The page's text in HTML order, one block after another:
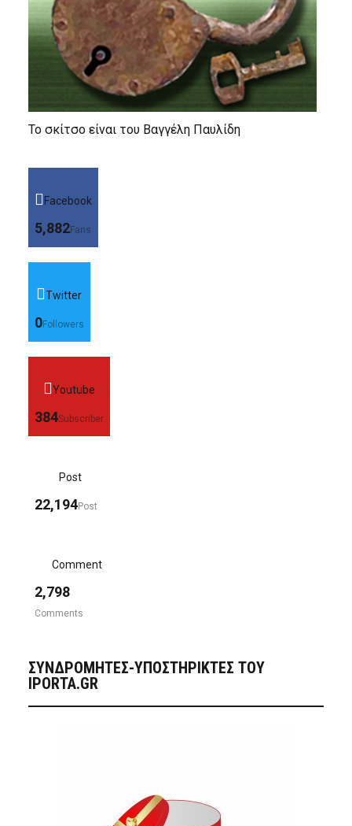
Το σκίτσο είναι του Βαγγέλη Παυλίδη
Facebook
5,882Fans
Twitter
0Followers
Youtube
384Subscriber
Post
22,194Post
Comment
2,798
Comments
ΣΥΝΔΡΟΜΗΤΈΣ-ΥΠΟΣΤΗΡΙΚΤΈΣ ΤΟΥ
IPORTA.GR